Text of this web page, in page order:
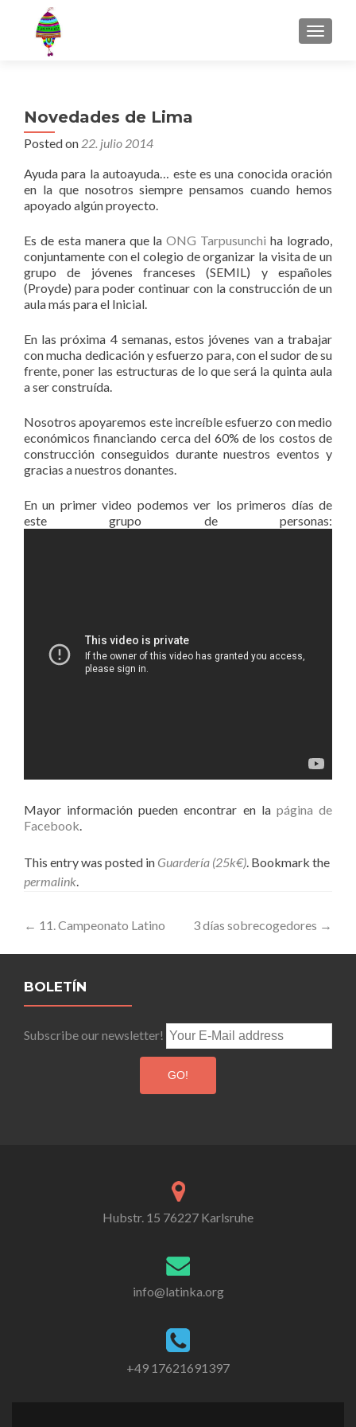
MENU
Novedades de Lima
Posted on 22. julio 2014
Ayuda para la autoayuda… este es una conocida oración
en la que nosotros siempre pensamos cuando hemos
apoyado algún proyecto.
Es de esta manera que laONG Tarpusunchi ha logrado,
conjuntamente con el colegio de organizar la visita de un
grupo de jóvenes franceses (SEMIL) y españoles
(Proyde) para poder continuar con la construcción de un
aula más para el Inicial.
En las próxima 4 semanas, estos jóvenes van a trabajar
con mucha dedicación y esfuerzo para, con el sudor de su
frente, poner las estructuras de lo que será la quinta aula
a ser construída.
Nosotros apoyaremos este increíble esfuerzo con medio
económicos financiando cerca del 60% de los costos de
construcción conseguidos durante nuestros eventos y
gracias a nuestros donantes.
En un primer video podemos ver los primeros días de
este grupo de personas:
Mayor información pueden encontrar en la página de
Facebook.
This entry was posted in Guardería (25k€). Bookmark the
permalink.
Post
navigation
← 11. Campeonato Latino 3 días sobrecogedores →
BOLETÍN
Subscribe our newsletter!
Hubstr. 15 76227 Karlsruhe
info@latinka.org
+49 17621691397